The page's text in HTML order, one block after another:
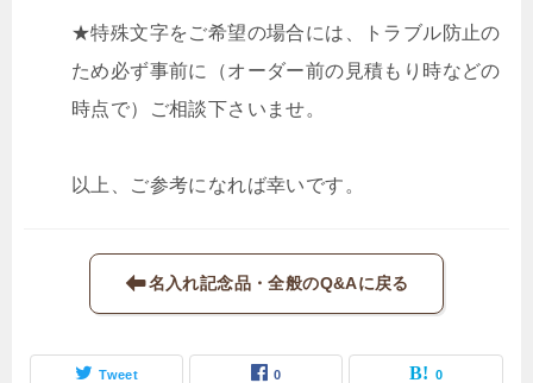
★特殊文字をご希望の場合には、トラブル防止の
ため必ず事前に（オーダー前の見積もり時などの
時点で）ご相談下さいませ。
以上、ご参考になれば幸いです。
名入れ記念品・全般のQ&Aに戻る
Tweet 0 0